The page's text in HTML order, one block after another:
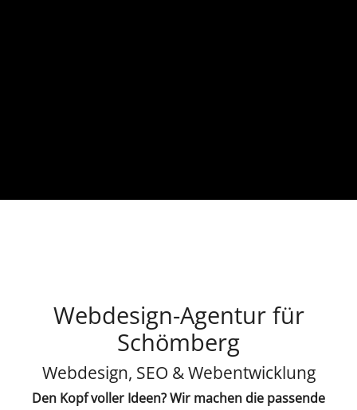
Webdesign-Agentur für
Schömberg
Webdesign, SEO & Webentwicklung
Den Kopf voller Ideen? Wir machen die passende